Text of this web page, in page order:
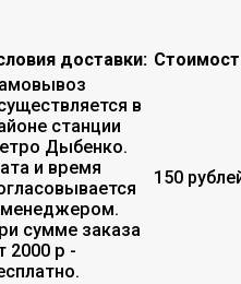
доставки:
в
станции
Дыбенко.
и время
сумме заказа
2000 р -
150